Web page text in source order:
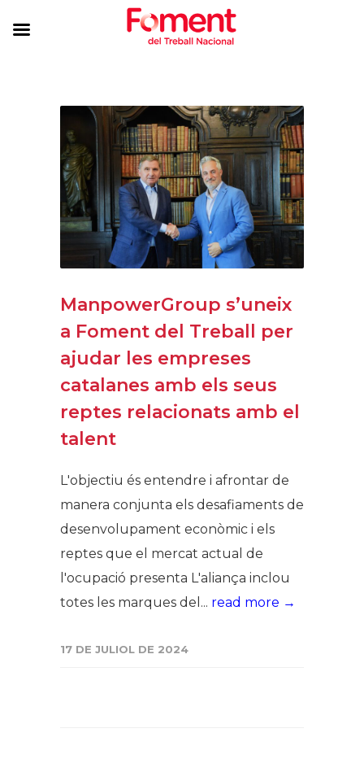
ManpowerGroup s’uneix
a Foment del Treball per
ajudar les empreses
catalanes amb els seus
reptes relacionats amb el
talent
L'objectiu és entendre i afrontar de
manera conjunta els desafiaments de
desenvolupament econòmic i els
reptes que el mercat actual de
l'ocupació presenta L'aliança inclou
totes les marques del... read more →
17 DE JULIOL DE 2024